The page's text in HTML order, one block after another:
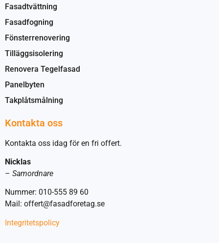
Fasadtvättning
Fasadfogning
Fönsterrenovering
Tilläggsisolering
Renovera Tegelfasad
Panelbyten
Takplåtsmålning
Kontakta oss
Kontakta oss idag för en fri offert.
Nicklas
– Samordnare
Nummer: 010-555 89 60
Mail: offert@fasadforetag.se
Integritetspolicy